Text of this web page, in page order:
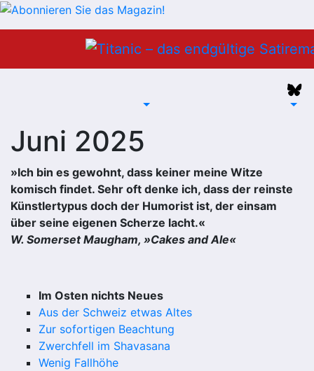
Juni 2025
»Ich bin es gewohnt, dass keiner meine Witze
komisch findet. Sehr oft denke ich, dass der reinste
Künstlertypus doch der Humorist ist, der einsam
über seine eigenen Scherze lacht.«
W. Somerset Maugham, »Cakes and Ale«
Im Osten nichts Neues
Aus der Schweiz etwas Altes
Zur sofortigen Beachtung
Zwerchfell im Shavasana
Wenig Fallhöhe